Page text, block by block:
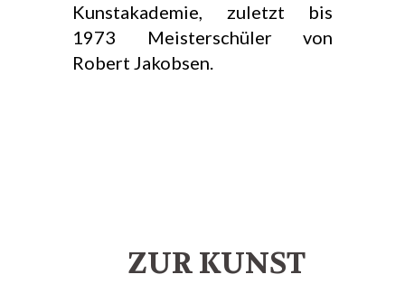
Kunstakademie, zuletzt bis
1973 Meisterschüler von
Robert Jakobsen.
ZUR KUNST